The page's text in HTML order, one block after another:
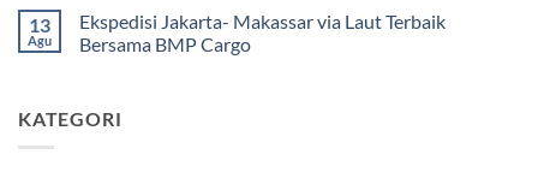
BMP
Cargo
Kapal
Laut
Via
Laut
Murah
Bmp
Cargo
komentar
pada
Ekspedisi
Laut
Bersama
13
Agu
Ekspedisi Jakarta- Makassar via Laut Terbaik
Bersama BMP Cargo
pada
Ekspedisi
KATEGORI